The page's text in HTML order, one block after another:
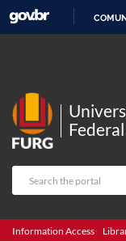
Information Access